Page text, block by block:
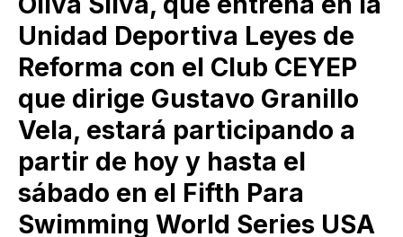
Unidad Deportiva Leyes de
Reforma con el Club CEYEP
que dirige Gustavo Granillo
Vela, estará participando a
partir de hoy y hasta el
sábado en el Fifth Para
Swimming World Series USA